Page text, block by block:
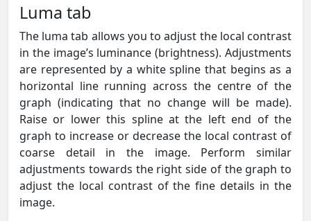
Luma tab
The luma tab allows you to adjust the local contrast
in the image’s luminance (brightness). Adjustments
are represented by a white spline that begins as a
horizontal line running across the centre of the
graph (indicating that no change will be made).
Raise or lower this spline at the left end of the
graph to increase or decrease the local contrast of
coarse detail in the image. Perform similar
adjustments towards the right side of the graph to
adjust the local contrast of the fine details in the
image.